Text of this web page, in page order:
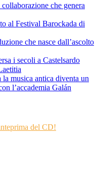
che genera
al Festival Barockada di
che nasce dall’ascolto
i secoli a Castelsardo
la musica antica diventa un
l’accademia Galán
del CD!